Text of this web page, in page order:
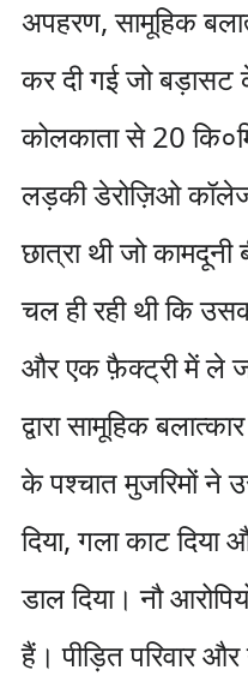
अपहरण, सामूहिक
कर दी गई जो
कोलकाता से 20
लड़की डेरोज़िओ कॉलेज
छात्रा थी जो
चल ही रही थी कि
और एक फ़ैक्ट्री में ले
द्वारा सामूहिक
के पश्चात मुजरिमों ने
दिया, गला काट
डाल दिया। नौ
हैं। पीड़ित परिवार और